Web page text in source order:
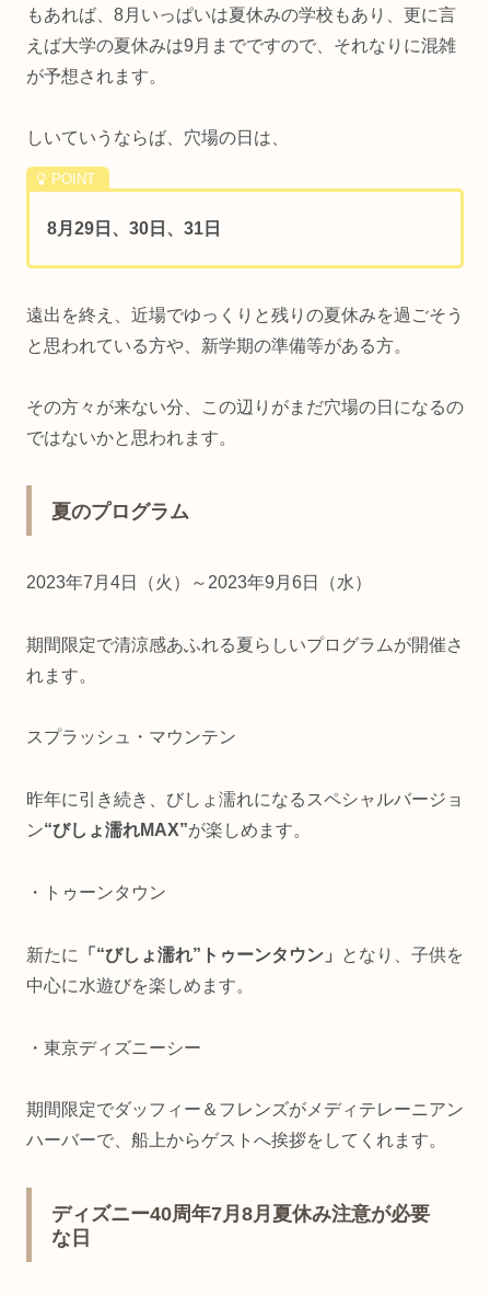
もあれば、8月いっぱいは夏休みの学校もあり、更に言
えば大学の夏休みは9月までですので、それなりに混雑
が予想されます。
しいていうならば、穴場の日は、
8月29日、30日、31日
遠出を終え、近場でゆっくりと残りの夏休みを過ごそう
と思われている方や、新学期の準備等がある方。
その方々が来ない分、この辺りがまだ穴場の日になるの
ではないかと思われます。
夏のプログラム
2023年7月4日（火）～2023年9月6日（水）
期間限定で清涼感あふれる夏らしいプログラムが開催さ
れます。
スプラッシュ・マウンテン
昨年に引き続き、びしょ濡れになるスペシャルバージョ
ン“びしょ濡れMAX”が楽しめます。
・トゥーンタウン
新たに 「“びしょ濡れ”トゥーンタウン」
となり、子供を
中心に水遊びを楽しめます。
・東京ディズニーシー
期間限定でダッフィー＆フレンズがメディテレーニアン
ハーバーで、船上からゲストへ挨拶をしてくれます。
ディズニー40周年7月8月夏休み注意が必要
な日